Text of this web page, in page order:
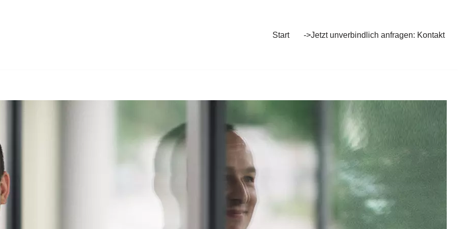
Start ->Jetzt unverbindlich anfragen: Kontakt